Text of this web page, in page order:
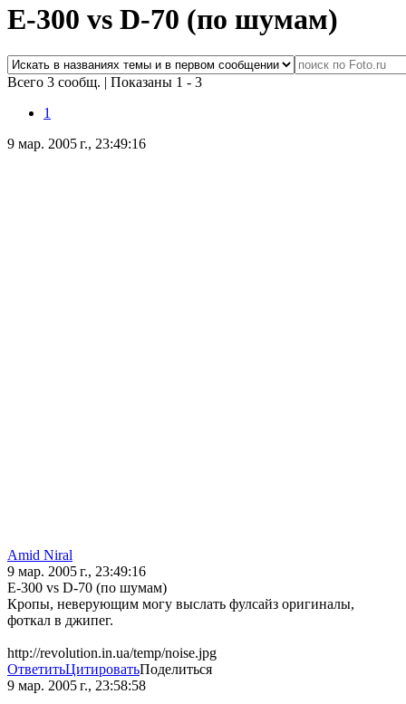
E-300 vs D-70 (по шумам)
Всего 3 сообщ. | Показаны 1 - 3
1
9 мар. 2005 г., 23:49:16
Amid Niral
9 мар. 2005 г., 23:49:16
E-300 vs D-70 (по шумам)
Кропы, неверующим могу выслать фулсайз оригиналы,
фоткал в джипег.
http://revolution.in.ua/temp/noise.jpg
ОтветитьЦитироватьПоделиться
9 мар. 2005 г., 23:58:58